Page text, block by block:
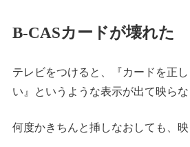
B-CASカードが壊れた
テレビをつけると、『カードを正
い』というような表示が出て映らな
何度かきちんと挿しなおしても、映